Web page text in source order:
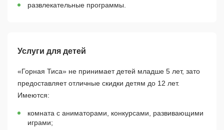
развлекательные программы.
Услуги для детей
«Горная Тиса» не принимает детей младше 5 лет, зато
предоставляет отличные скидки детям до 12 лет.
Имеются:
комната с аниматорами, конкурсами, развивающими
играми;